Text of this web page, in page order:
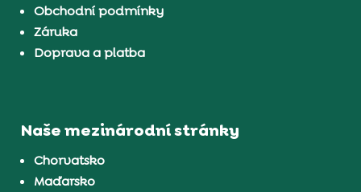
Obchodní podmínky
Záruka
Doprava a platba
Naše mezinárodní stránky
Chorvatsko
Maďarsko